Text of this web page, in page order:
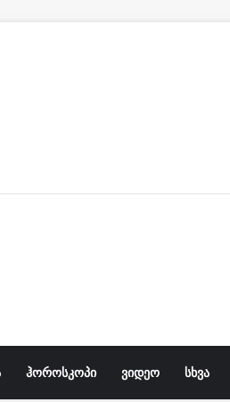
ჰოროსკოპი ვიდეო სხვა